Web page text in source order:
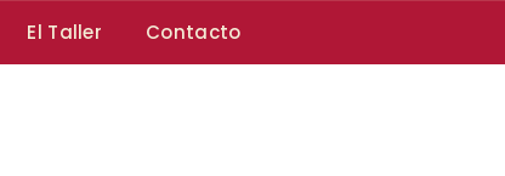
El Taller Contacto